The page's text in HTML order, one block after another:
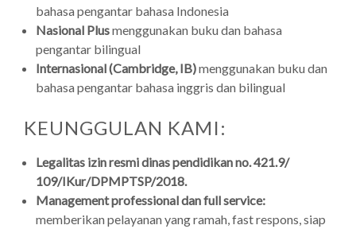
bahasa pengantar bahasa Indonesia
Nasional Plusmenggunakan buku dan bahasa
pengantar bilingual
Internasional (Cambridge, IB)menggunakan buku dan
bahasa pengantar bahasa inggris dan bilingual
KEUNGGULAN KAMI:
Legalitas izin resmi dinas pendidikan no. 421.9/
109/IKur/DPMPTSP/2018.
Management professional dan full service:
memberikan pelayanan yang ramah, fast respons, siap